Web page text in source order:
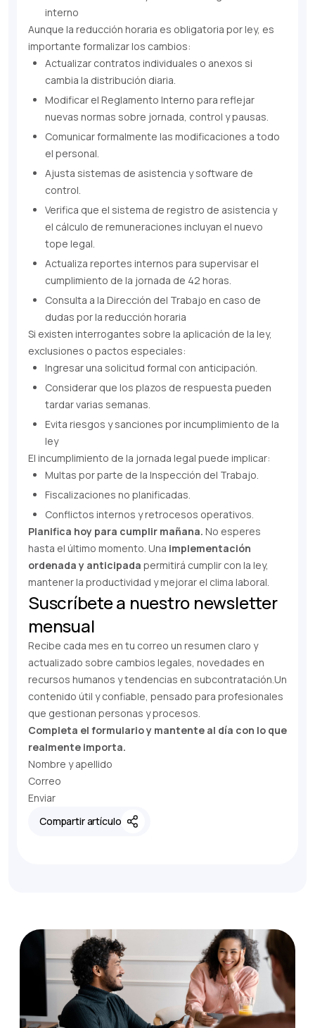
interno
Aunque la reducción horaria es obligatoria por ley, es
importante formalizar los cambios:
Actualizar contratos individuales o anexos si
cambia la distribución diaria.
Modificar el Reglamento Interno para reflejar
nuevas normas sobre jornada, control y pausas.
Comunicar formalmente las modificaciones a todo
el personal.
Ajusta sistemas de asistencia y software de
control.
Verifica que el sistema de registro de asistencia y
el cálculo de remuneraciones incluyan el nuevo
tope legal.
Actualiza reportes internos para supervisar el
cumplimiento de la jornada de 42 horas.
Consulta a la Dirección del Trabajo en caso de
dudas por la reducción horaria
Si existen interrogantes sobre la aplicación de la ley,
exclusiones o pactos especiales:
Ingresar una solicitud formal con anticipación.
Considerar que los plazos de respuesta pueden
tardar varias semanas.
Evita riesgos y sanciones por incumplimiento de la
ley
El incumplimiento de la jornada legal puede implicar:
Multas por parte de la Inspección del Trabajo.
Fiscalizaciones no planificadas.
Conflictos internos y retrocesos operativos.
Planifica hoy para cumplir mañana. No esperes
hasta el último momento. Una implementación
ordenada y anticipada permitirá cumplir con la ley,
mantener la productividad y mejorar el clima laboral.
Suscríbete a nuestro newsletter
mensual
Recibe cada mes en tu correo un resumen claro y
actualizado sobre cambios legales, novedades en
recursos humanos y tendencias en subcontratación.Un
contenido útil y confiable, pensado para profesionales
que gestionan personas y procesos.
Completa el formulario y mantente al día con lo que
realmente importa.
Nombre y apellido
Correo
Enviar
Compartir artículo